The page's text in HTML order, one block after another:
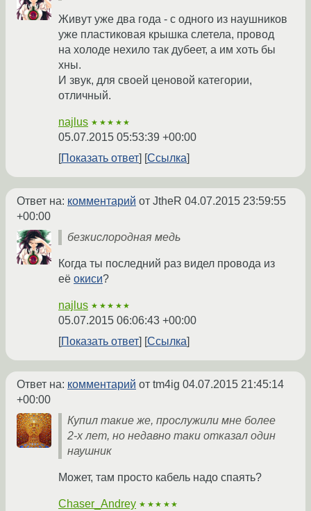
Живут уже два года - с одного из наушников
уже пластиковая крышка слетела, провод
на холоде нехило так дубеет, а им хоть бы
хны.
И звук, для своей ценовой категории,
отличный.
najlus ★★★★★
05.07.2015 05:53:39 +00:00
Показать ответ
Ссылка
Ответ на: комментарий от JtheR 04.07.2015 23:59:55
+00:00
безкислородная медь
Когда ты последний раз видел провода из
её окиси?
najlus ★★★★★
05.07.2015 06:06:43 +00:00
Показать ответ
Ссылка
Ответ на: комментарий от tm4ig 04.07.2015 21:45:14
+00:00
Купил такие же, прослужили мне более
2-х лет, но недавно таки отказал один
наушник
Может, там просто кабель надо спаять?
Chaser_Andrey ★★★★★